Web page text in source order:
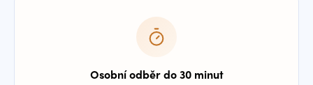
Osobní odběr do 30 minut